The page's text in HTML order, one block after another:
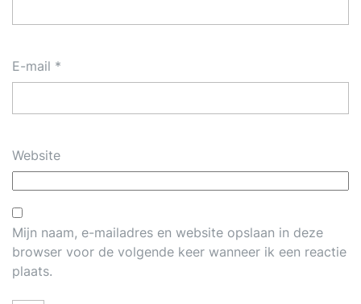
E-mail *
Website
Mijn naam, e-mailadres en website opslaan in deze
browser voor de volgende keer wanneer ik een reactie
plaats.